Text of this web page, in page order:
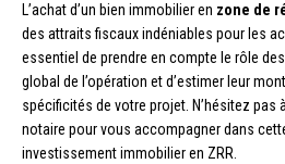
L’achat d’un bien immobilier en zone de
des attraits fiscaux indéniables pour les
essentiel de prendre en compte le rôle
global de l’opération et d’estimer leur
spécificités de votre projet. N’hésitez pas
notaire pour vous accompagner dans
investissement immobilier en ZRR.